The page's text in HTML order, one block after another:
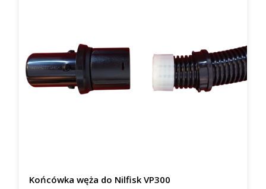
Końcówka węża do Nilfisk VP300